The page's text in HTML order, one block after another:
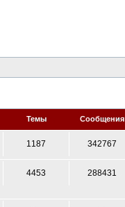
Темы Сообщения
1187 342767
4453 288431